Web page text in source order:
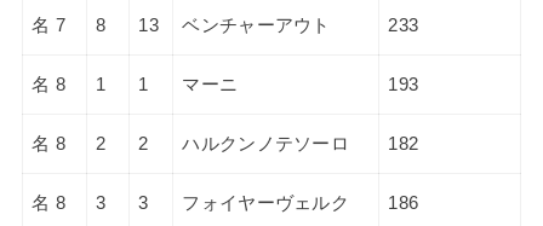
名 7 8 13 ベンチャーアウト 233
名 8 1 1 マーニ 193
名 8 2 2 ハルクンノテソーロ 182
名 8 3 3 フォイヤーヴェルク 186